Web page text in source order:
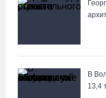
и попала в больницу
нелегальной продажиВ
13,4